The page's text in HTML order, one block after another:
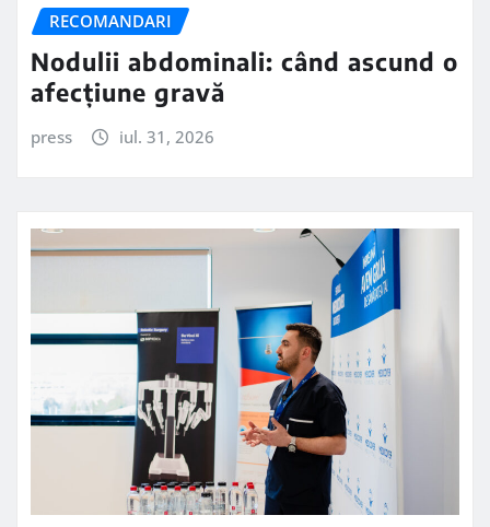
RECOMANDARI
Nodulii abdominali: când ascund o
afecțiune gravă
press iul. 31, 2026